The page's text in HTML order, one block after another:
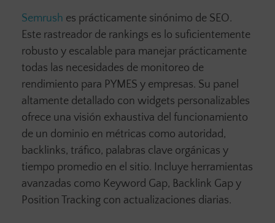
Semrush es prácticamente sinónimo de SEO.
Este rastreador de rankings es lo suficientemente
robusto y escalable para manejar prácticamente
todas las necesidades de monitoreo de
rendimiento para PYMES y empresas. Su panel
altamente detallado con widgets personalizables
ofrece una visión exhaustiva del funcionamiento
de un dominio en métricas como autoridad,
backlinks, tráfico, palabras clave orgánicas y
tiempo promedio en el sitio. Incluye herramientas
avanzadas como Keyword Gap, Backlink Gap y
Position Tracking con actualizaciones diarias.